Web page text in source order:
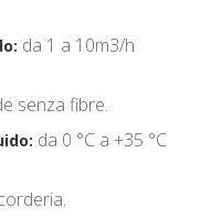
da 1 a 10m3/h
senza fibre.
da 0 °C a +35 °C